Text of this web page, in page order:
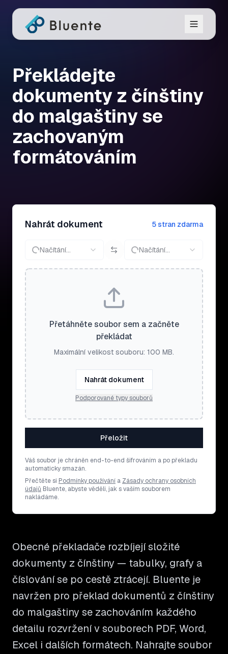
Překládejte
dokumenty z čínštiny
do malgaštiny se
zachovaným
formátováním
Nahrát dokument 5 stran zdarma
Načítání… Načítání…
Přetáhněte soubor sem a začněte
překládat
Maximální velikost souboru: 100 MB.
Nahrát dokument
Podporované typy souborů
Přeložit
Váš soubor je chráněn end-to-end šifrováním a po překladu
automaticky smazán.
Přečtěte si Podmínky používání a Zásady ochrany osobních
údajů Bluente, abyste věděli, jak s vaším souborem
nakládáme.
Obecné překladače rozbíjejí složité
dokumenty z čínštiny — tabulky, grafy a
číslování se po cestě ztrácejí. Bluente je
navržen pro překlad dokumentů z čínštiny
do malgaštiny se zachováním každého
detailu rozvržení v souborech PDF, Word,
Excel i dalších formátech. Nahrajte soubor